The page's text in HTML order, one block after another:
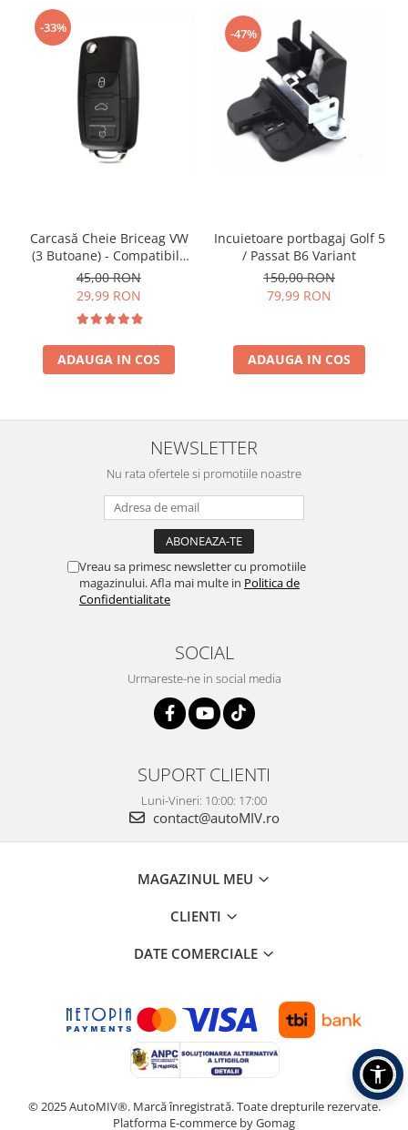
-33%
Carcasă Cheie Briceag VW
(3 Butoane) - Compatibilă
Golf 5, Jetta, Touran etc
45,00 RON
29,99 RON
ADAUGA IN COS
-47%
Incuietoare portbagaj Golf 5
/ Passat B6 Variant
150,00 RON
79,99 RON
ADAUGA IN COS
NEWSLETTER
Nu rata ofertele si promotiile noastre
Vreau sa primesc newsletter cu promotiile
magazinului. Afla mai multe in Politica de
Confidentialitate
SOCIAL
Urmareste-ne in social media
SUPORT CLIENTI
Luni-Vineri: 10:00: 17:00
contact@autoMIV.ro
MAGAZINUL MEU
CLIENTI
DATE COMERCIALE
© 2025 AutoMIV®. Marcă înregistrată. Toate drepturile rezervate.
Platforma E-commerce by Gomag